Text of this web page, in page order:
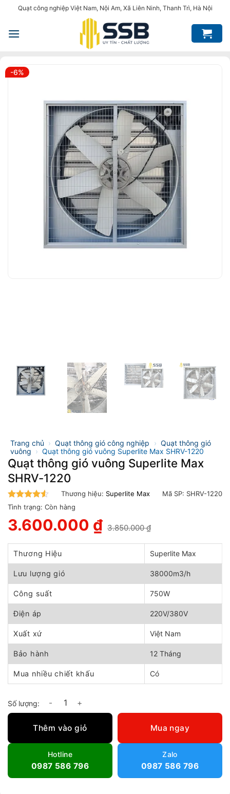
nội
Quạt công nghiệp Việt Nam, Nội Am, Xã Liên Ninh, Thanh Trì, Hà Nội
-6%
Trang chủ › Quạt thông gió công nghiệp › Quạt thông gió
vuông › Quạt thông gió vuông Superlite Max SHRV-1220
Quạt thông gió vuông Superlite Max
SHRV-1220
4.5trên 5
Thương hiệu: Superlite Max Mã SP: SHRV-1220
Tình trạng: Còn hàng
3.850.000₫
gốc
là:
3.850.000 ₫.
3.600.000 ₫
hiện
tại
3.600.000 ₫.
Thương Hiệu Superlite Max
Lưu lượng gió 38000m3/h
Công suất 750W
Điện áp 220V/380V
Xuất xứ Việt Nam
Bảo hành 12 Tháng
Mua nhiều chiết khấu Có
Quạt thông gió vuông Superlite Max SHRV-1220 số lượng
Thêm vào giỏ Mua ngay
Hotline
0987 586 796
Zalo
0987 586 796